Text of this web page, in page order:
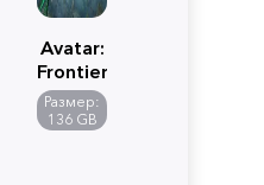
Avatar:
Frontiers
of
Pandora
Размер:
136 GB